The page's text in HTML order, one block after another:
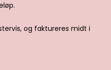
og faktureres midt i